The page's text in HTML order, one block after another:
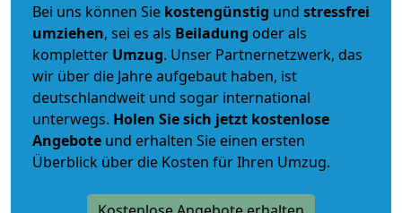
Bei uns können Sie kostengünstig und stressfrei
umziehen, sei es als Beiladung oder als
kompletter Umzug. Unser Partnernetzwerk, das
wir über die Jahre aufgebaut haben, ist
deutschlandweit und sogar international
unterwegs. Holen Sie sich jetzt kostenlose
Angebote und erhalten Sie einen ersten
Überblick über die Kosten für Ihren Umzug.